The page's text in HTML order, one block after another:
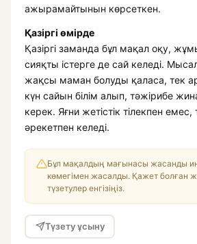
ажырамайтынын көрсеткен.
Қазіргі өмірде
Қазіргі заманда бұл мақал оқу,
сияқты істерге де сай келеді.
жақсы маман болуды қаласа, тек
күн сайын білім алып, тәжірибе
керек. Яғни жетістік тілекпен емес,
әрекетпен келеді.
Бұл мақалдың мағынасы жасанды
көмегімен жасалды. Қажет болған
түзетулер енгізіңіз.
Түзету ұсыну